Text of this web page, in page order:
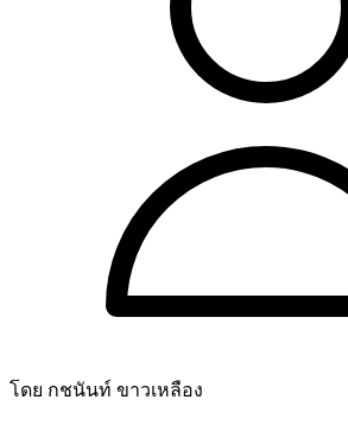
โดย กชนันท์ ขาวเหลือง